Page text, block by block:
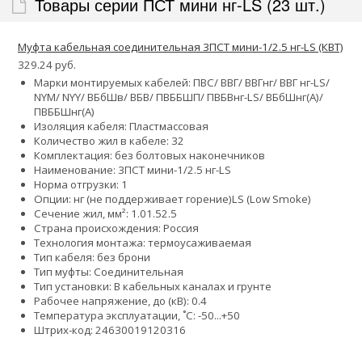
Муфта кабельная соединительная 3ПСТ мини-1/2.5 нг-LS (КВТ)
329.24 руб.
Марки монтируемых кабелей: ПВС/ ВВГ/ ВВГнг/ ВВГ нг-LS/
NYM/ NYY/ ВБбШв/ ВБВ/ ПВББШП/ ПВБВнг-LS/ ВБбШнг(А)/
ПВББШнг(А)
Изоляция кабеля: Пластмассовая
Количество жил в кабеле: 32
Комплектация: без болтовых наконечников
Наименование: 3ПСТ мини-1/2.5 нг-LS
Норма отгрузки: 1
Опции: нг (не поддерживает горение)LS (Low Smoke)
Сечение жил, мм²: 1.01.52.5
Страна происхождения: Россия
Технология монтажа: термоусаживаемая
Тип кабеля: без брони
Тип муфты: Соединительная
Тип установки: В кабельных каналах и грунте
Рабочее напряжение, до (кВ): 0.4
Температура эксплуатации, ˚С: -50...+50
Штрих-код: 24630019120316